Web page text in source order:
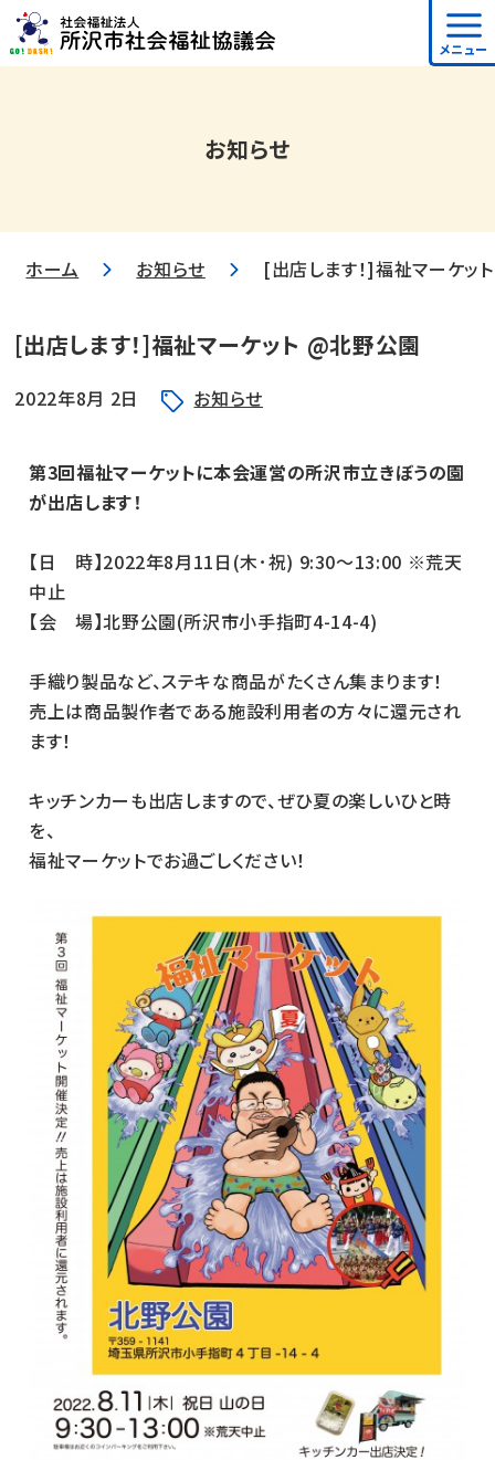
メニュー
お知らせ
ホーム お知らせ [出店します！]福祉マーケッ
[出店します！]福祉マーケット @北野公園
2022年8月 2日 お知らせ
第3回福祉マーケットに本会運営の所沢市立きぼうの園
が出店します！
【日 時】2022年8月11日(木･祝) 9:30～13:00 ※荒天
中止
【会 場】北野公園(所沢市小手指町4-14-4)
手織り製品など、ステキな商品がたくさん集まります！
売上は商品製作者である施設利用者の方々に還元され
ます！
キッチンカーも出店しますので、ぜひ夏の楽しいひと時
を、
福祉マーケットでお過ごしください！